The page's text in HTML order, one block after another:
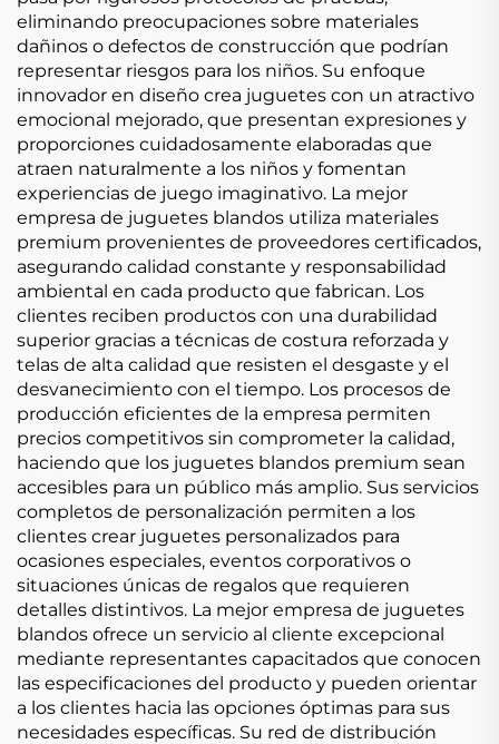
eliminando preocupaciones sobre materiales
dañinos o defectos de construcción que podrían
representar riesgos para los niños. Su enfoque
innovador en diseño crea juguetes con un atractivo
emocional mejorado, que presentan expresiones y
proporciones cuidadosamente elaboradas que
atraen naturalmente a los niños y fomentan
experiencias de juego imaginativo. La mejor
empresa de juguetes blandos utiliza materiales
premium provenientes de proveedores certificados,
asegurando calidad constante y responsabilidad
ambiental en cada producto que fabrican. Los
clientes reciben productos con una durabilidad
superior gracias a técnicas de costura reforzada y
telas de alta calidad que resisten el desgaste y el
desvanecimiento con el tiempo. Los procesos de
producción eficientes de la empresa permiten
precios competitivos sin comprometer la calidad,
haciendo que los juguetes blandos premium sean
accesibles para un público más amplio. Sus servicios
completos de personalización permiten a los
clientes crear juguetes personalizados para
ocasiones especiales, eventos corporativos o
situaciones únicas de regalos que requieren
detalles distintivos. La mejor empresa de juguetes
blandos ofrece un servicio al cliente excepcional
mediante representantes capacitados que conocen
las especificaciones del producto y pueden orientar
a los clientes hacia las opciones óptimas para sus
necesidades específicas. Su red de distribución